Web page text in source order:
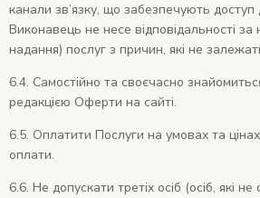
канали зв’язку, що забезпечують
Виконавець не несе відповідальності за
надання) послуг з причин, які не
6.4. Самостійно та своєчасно
редакцією Оферти на сайті.
6.5. Оплатити Послуги на умовах та
оплати.
6.6. Не допускати третіх осіб (осіб, які